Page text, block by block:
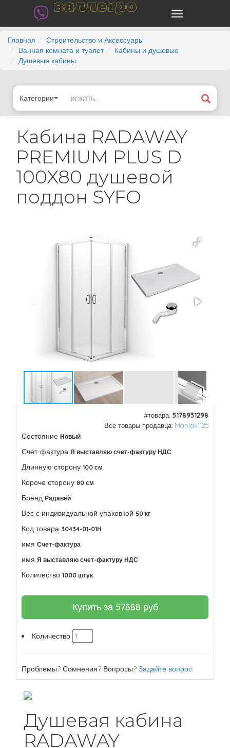
валлегро
Главная
Строительство и Аксессуары
Ванная комната и туалет
Кабины и душевые
Душевые кабины
Категории
Кабина RADAWAY
PREMIUM PLUS D
100X80 душевой
поддон SYFO
#товара: 5178931298
Все товары продавца: Maniak1125
Состояние Новый
Счет-фактура Я выставляю счет-фактуру НДС
Длинную сторону 100 см
Короче сторону 80 см
Бренд Радавей
Вес с индивидуальной упаковкой 50 кг
Код товара 30434-01-01Н
имя Счет-фактура
имя Я выставляю счет-фактуру НДС
Количество 1000 штук
Купить за 57888 руб
Количество
Проблемы? Сомнения? Вопросы? Задайте вопрос!
Душевая кабина
RADAWAY